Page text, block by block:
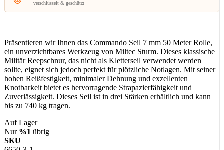
verschlüsselt & geschützt
Präsentieren wir Ihnen das Commando Seil 7 mm 50 Meter Rolle,
ein unverzichtbares Werkzeug von Miltec Sturm. Dieses klassische
Militär Reepschnur, das nicht als Kletterseil verwendet werden
sollte, eignet sich jedoch perfekt für plötzliche Notlagen. Mit seiner
hohen Reißfestigkeit, minimaler Dehnung und exzellenten
Knotbarkeit bietet es hervorragende Strapazierfähigkeit und
Zuverlässigkeit. Dieses Seil ist in drei Stärken erhältlich und kann
bis zu 740 kg tragen.
Auf Lager
Nur %1 übrig
SKU